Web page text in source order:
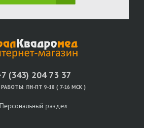
(343) 204 73 37
ПН-ПТ 9-18 ( 7-16 МСК )
Персональный раздел